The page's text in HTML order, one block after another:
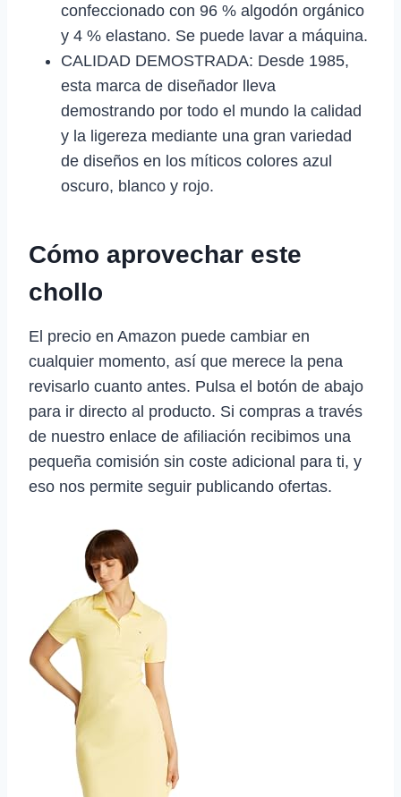
confeccionado con 96 % algodón orgánico
y 4 % elastano. Se puede lavar a máquina.
CALIDAD DEMOSTRADA: Desde 1985,
esta marca de diseñador lleva
demostrando por todo el mundo la calidad
y la ligereza mediante una gran variedad
de diseños en los míticos colores azul
oscuro, blanco y rojo.
Cómo aprovechar este
chollo
El precio en Amazon puede cambiar en
cualquier momento, así que merece la pena
revisarlo cuanto antes. Pulsa el botón de abajo
para ir directo al producto. Si compras a través
de nuestro enlace de afiliación recibimos una
pequeña comisión sin coste adicional para ti, y
eso nos permite seguir publicando ofertas.